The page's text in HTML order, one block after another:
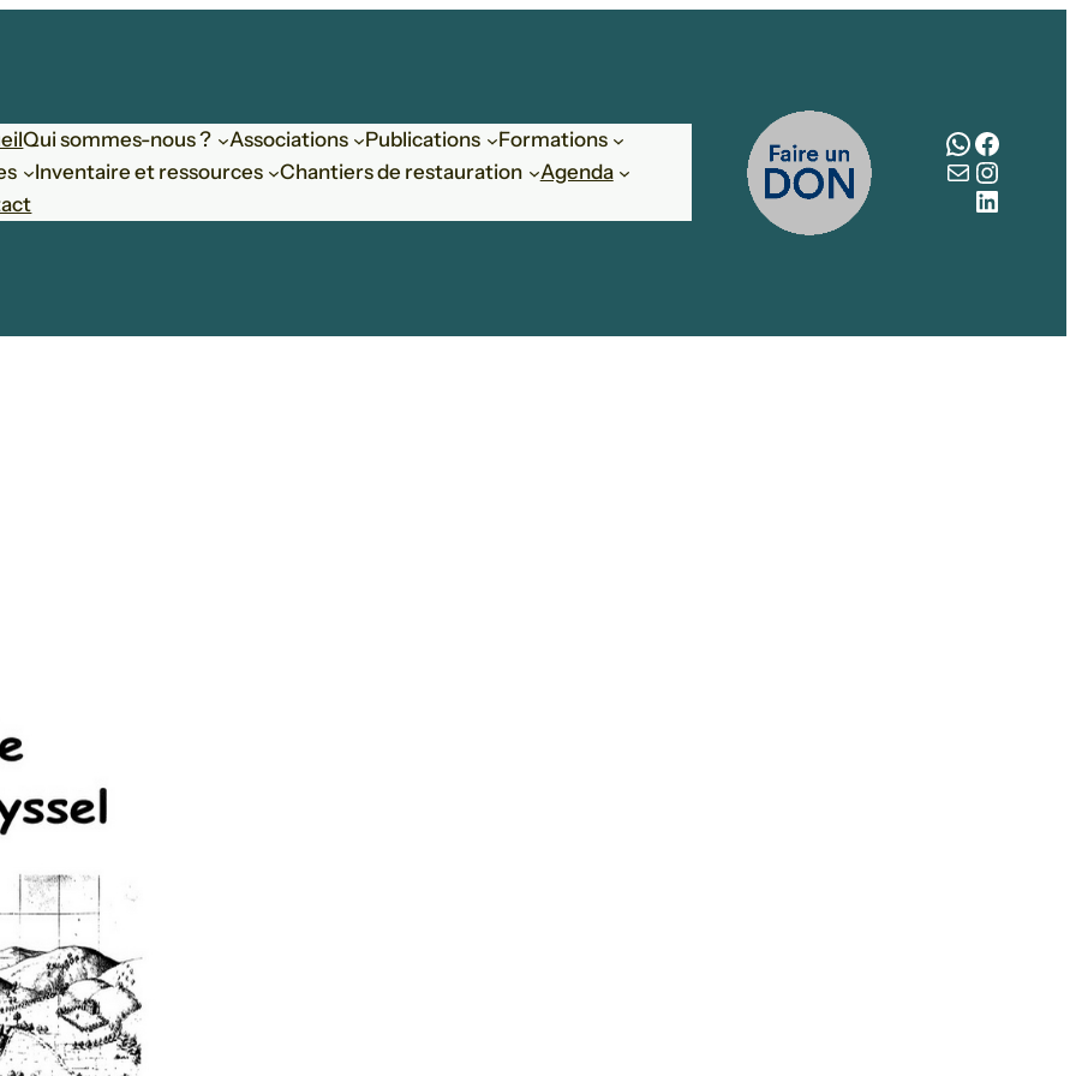
Qui sommes-nous ? Associations Publications
Formations
Inventaire et ressources Chantiers de restauration
Agenda
E-mail